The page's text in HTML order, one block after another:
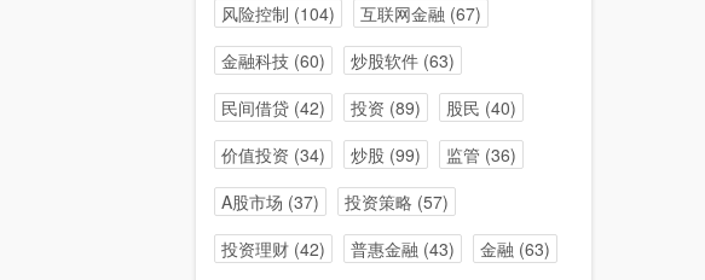
风险控制 (104) 互联网金融 (67)
金融科技 (60) 炒股软件 (63)
民间借贷 (42) 投资 (89) 股民 (40)
价值投资 (34) 炒股 (99) 监管 (36)
A股市场 (37) 投资策略 (57)
投资理财 (42) 普惠金融 (43) 金融 (63)